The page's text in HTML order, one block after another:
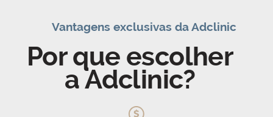
Vantagens exclusivas da Adclinic
Por que escolher
a Adclinic?